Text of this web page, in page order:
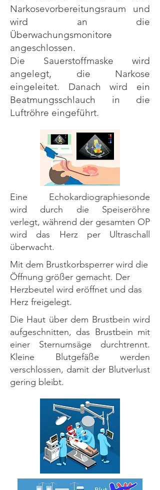
Narkosevorbereitungsraum und
wird an die
Überwachungsmonitore
angeschlossen.
Die Sauerstoffmaske wird
angelegt, die Narkose
eingeleitet. Danach wird ein
Beatmungsschlauch in die
Luftröhre eingeführt.
Eine Echokardiographiesonde
wird durch die Speiseröhre
verlegt, während der gesamten OP
wird das Herz per Ultraschall
überwacht.
Mit dem Brustkorbsperrer wird die
Öffnung größer gemacht. Der
Herzbeutel wird eröffnet und das
Herz freigelegt.
Die Haut über dem Brustbein wird
aufgeschnitten, das Brustbein mit
einer Sternumsäge durchtrennt.
Kleine Blutgefäße werden
verschlossen, damit der Blutverlust
gering bleibt.